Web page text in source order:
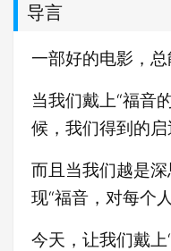
导言
一部好的电影，总
当我们戴上“福音
候，我们得到的启
而且当我们越是
现“福音，对每个
今天，让我们戴